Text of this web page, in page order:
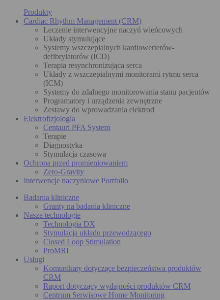
Produkty
Cardiac Rhythm Management (CRM)
Leczenie interwencyjne naczyń wieńcowych
Układy stymulujące
Systemy wszczepialnych kardiowerterów-
defibrylatorów (ICD)
Terapia resynchronizująca serca
Układy z wszczepialnymi monitorami rytmu serca
(ICM)
Systemy do zdalnego monitorowania stanu pacjentów
Programatory i urządzenia zewnętrzne
Zestawy do wprowadzania elektrod
Elektrofizjologia
Centauri PFA System
Terapie
Diagnostyka
Stymulacja czasowa
Ochrona przed promieniowaniem
Zero-Gravity
Interwencje naczyniowe Portfolio
Badania kliniczne
Granty na badania kliniczne
Nasze technologie
Technologia DX
Stymulacja układu przewodzącego
Closed Loop Stimulation
ProMRI
Usługi
Komunikaty dotyczące bezpieczeństwa produktów
CRM
Raport dotyczący wydajności produktów CRM
Centrum Serwisowe Home Monitoring